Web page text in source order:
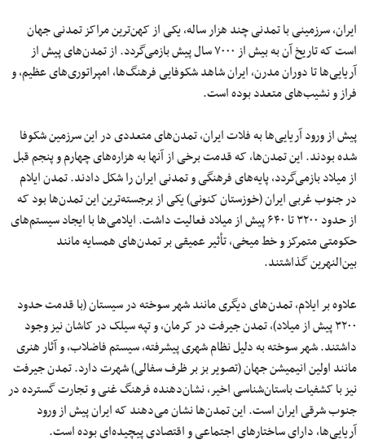
ایران، سرزمینی با تمدنی چند هزار ساله، یکی از کهن‌ترین مراکز تمدنی جهان
است که تاریخ آن به بیش از ۷۰۰۰ سال پیش بازمی‌گردد. از تمدن‌های پیش از
آریایی‌ها تا دوران مدرن، ایران شاهد شکوفایی فرهنگ‌ها، امپراتوری‌های عظیم، و
فراز و نشیب‌های متعدد بوده است.
پیش از ورود آریایی‌ها به فلات ایران، تمدن‌های متعددی در این سرزمین شکوفا
شده بودند. این تمدن‌ها، که قدمت برخی از آنها به هزاره‌های چهارم و پنجم قبل
از میلاد بازمی‌گردد، پایه‌های فرهنگی و تمدنی ایران را شکل دادند. تمدن ایلام
در جنوب غربی ایران (خوزستان کنونی) یکی از برجسته‌‌ترین این تمدن‌ها بود که
از حدود ۳۲۰۰ تا ۶۴۰ پیش از میلاد فعالیت داشت. ایلامی‌ها با ایجاد سیستم‌های
حکومتی متمرکز و خط میخی، تأثیر عمیقی بر تمدن‌های همسایه مانند
بین‌النهرین گذاشتند.
علاوه بر ایلام، تمدن‌های دیگری مانند شهر سوخته در سیستان (با قدمت حدود
۳۲۰۰ پیش از میلاد)، تمدن جیرفت در کرمان، و تپه سیلک در کاشان نیز وجود
داشتند. شهر سوخته به دلیل نظام شهری پیشرفته، سیستم فاضلاب، و آثار هنری
مانند اولین انیمیشن جهان (تصویر بز بر ظرف سفالی) شهرت دارد. تمدن جیرفت
نیز با کشفیات باستان‌شناسی اخیر، نشان‌دهنده فرهنگ غنی و تجارت گسترده در
جنوب شرقی ایران است. این تمدن‌ها نشان می‌دهند که ایران پیش از ورود
آریایی‌ها، دارای ساختارهای اجتماعی و اقتصادی پیچیده‌ای بوده است.